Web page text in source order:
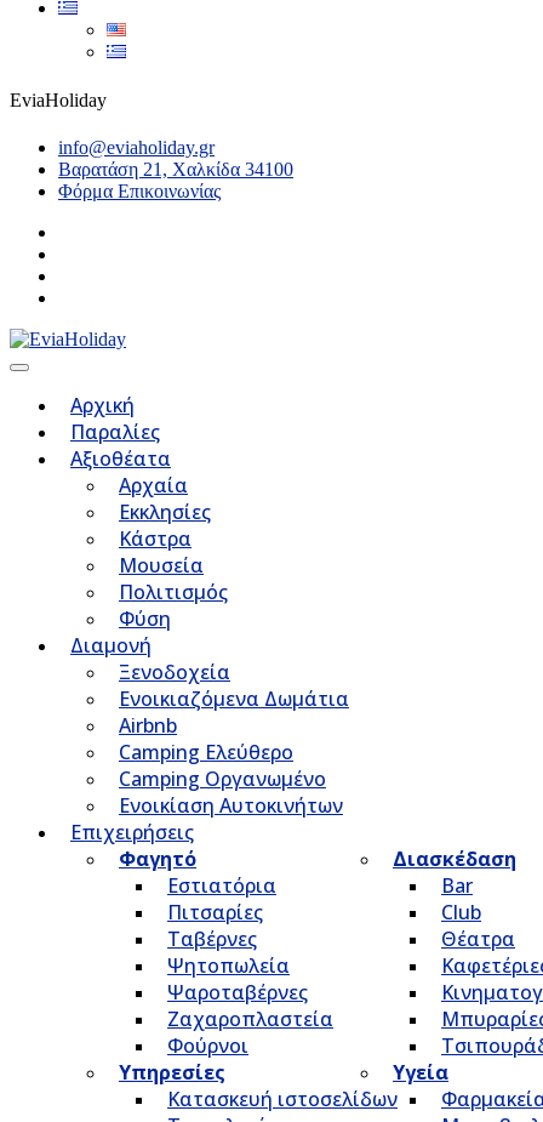
EviaHoliday
info@eviaholiday.gr
Βαρατάση 21, Χαλκίδα 34100
Φόρμα Επικοινωνίας
Αρχική
Παραλίες
Αξιοθέατα
Αρχαία
Εκκλησίες
Κάστρα
Μουσεία
Πολιτισμός
Φύση
Διαμονή
Ξενοδοχεία
Ενοικιαζόμενα Δωμάτια
Airbnb
Camping Ελεύθερο
Camping Οργανωμένο
Ενοικίαση Αυτοκινήτων
Επιχειρήσεις
Φαγητό
Εστιατόρια
Πιτσαρίες
Ταβέρνες
Ψητοπωλεία
Ψαροταβέρνες
Ζαχαροπλαστεία
Φούρνοι
Διασκέδαση
Bar
Club
Θέατρα
Υπηρεσίες
Κατασκευή ιστοσελίδων
Υγεία